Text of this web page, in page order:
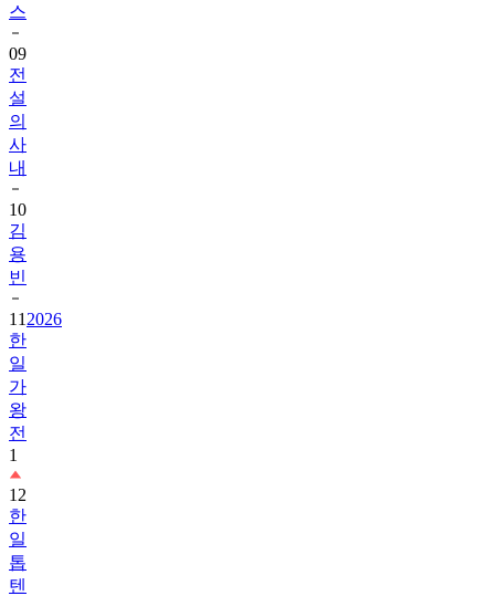
스
09
전
설
의
사
내
10
김
용
빈
11 2026
한
일
가
왕
전
1
12
한
일
톱
텐